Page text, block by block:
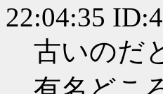
22:04:35
古いのだ